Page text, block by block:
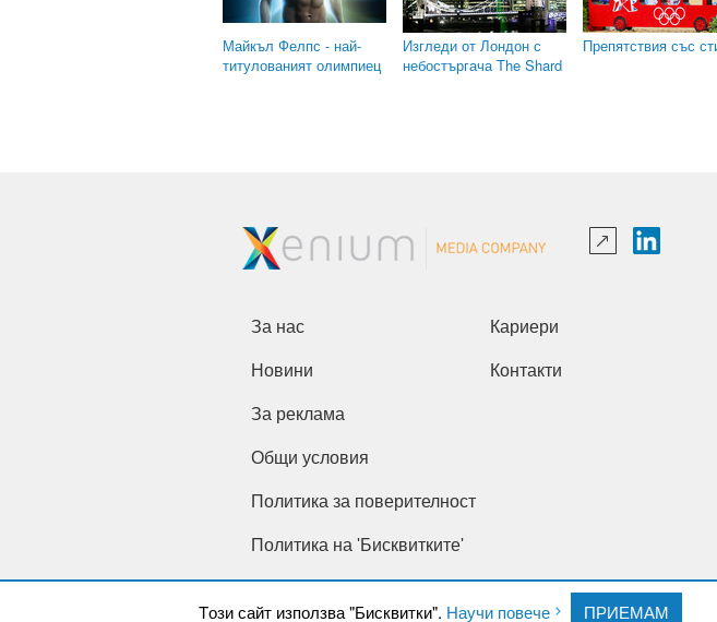
Майкъл Фелпс - най-
титулованият олимпиец
Изгледи от Лондон с
небостъргача The Shard
Препятствия със
Tози сайт използва "Бисквитки". Научи повече ПРИЕМАМ
За нас Кариери
Новини Контакти
За реклама
Общи условия
Политика за поверителност
Политика на 'Бисквитките'
Copyright © 2026